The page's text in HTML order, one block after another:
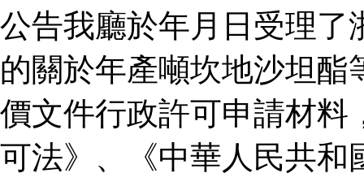
公告我廳於年月日受理了
的關於年產噸坎地沙坦
價文件行政許可申請材料
可法》、《中華人民共和